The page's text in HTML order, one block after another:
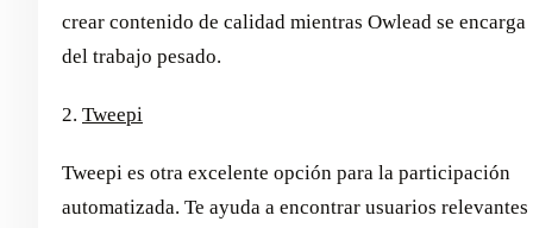
crear contenido de calidad mientras Owlead se encarga
del trabajo pesado.
2. Tweepi
Tweepi es otra excelente opción para la participación
automatizada. Te ayuda a encontrar usuarios relevantes